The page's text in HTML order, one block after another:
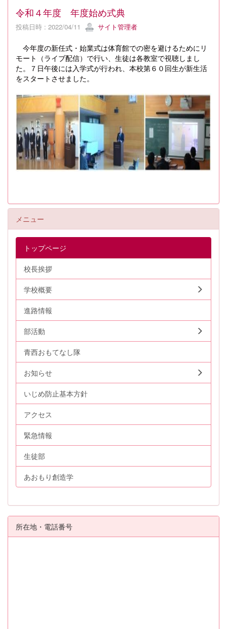
令和４年度 年度始め式典
投稿日時 : 2022/04/11 サイト管理者
今年度の新任式・始業式は体育館での密を避けるためにリ
モート（ライブ配信）で行い、生徒は各教室で視聴しまし
た。７日午後には入学式が行われ、本校第６０回生が新生活
をスタートさせました。
メニュー
トップページ
校長挨拶
学校概要
進路情報
部活動
青西おもてなし隊
お知らせ
いじめ防止基本方針
アクセス
緊急情報
生徒部
あおもり創造学
所在地・電話番号